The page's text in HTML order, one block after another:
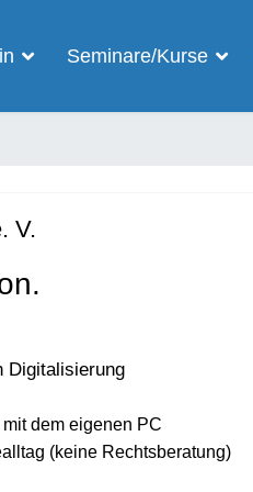
Seminare/Kurse
V.
Digitalisierung
dem eigenen PC
(keine Rechtsberatung)